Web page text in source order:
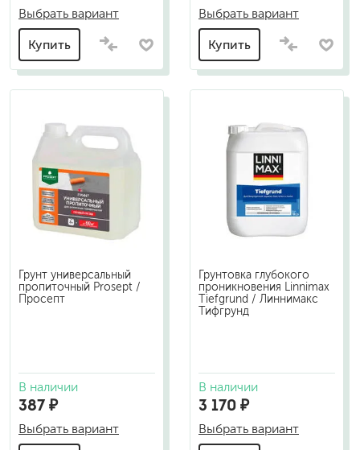
Выбрать вариант
Купить
Выбрать вариант
Купить
Грунт универсальный
пропиточный Prosept /
Просепт
В наличии
387 ₽
Выбрать вариант
Грунтовка глубокого
проникновения Linnimax
Tiefgrund / Линнимакс
Тифгрунд
В наличии
3 170 ₽
Выбрать вариант